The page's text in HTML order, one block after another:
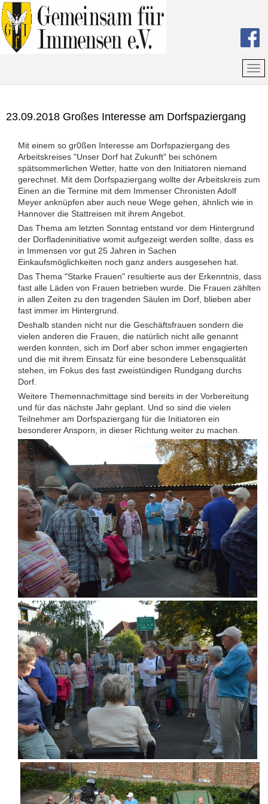
23.09.2018 Großes Interesse am Dorfspaziergang
Mit einem so gr0ßen Interesse am Dorfspaziergang des
Arbeitskreises "Unser Dorf hat Zukunft" bei schönem
spätsommerlichen Wetter, hatte von den Initiatoren niemand
gerechnet. Mit dem Dorfspaziergang wollte der Arbeitskreis zum
Einen an die Termine mit dem Immenser Chronisten Adolf
Meyer anknüpfen aber auch neue Wege gehen, ähnlich wie in
Hannover die Stattreisen mit ihrem Angebot.
Das Thema am letzten Sonntag entstand vor dem Hintergrund
der Dorfladeninitiative womit aufgezeigt werden sollte, dass es
in Immensen vor gut 25 Jahren in Sachen
Einkaufsmöglichkeiten noch ganz anders ausgesehen hat.
Das Thema "Starke Frauen" resultierte aus der Erkenntnis, dass
fast alle Läden von Frauen betrieben wurde. Die Frauen zählten
in allen Zeiten zu den tragenden Säulen im Dorf, blieben aber
fast immer im Hintergrund.
Deshalb standen nicht nur die Geschäftsfrauen sondern die
vielen anderen die Frauen, die natürlich nicht alle genannt
werden konnten, sich im Dorf aber schon immer engagierten
und die mit ihrem Einsatz für eine besondere Lebensqualität
stehen, im Fokus des fast zweistündigen Rundgang durchs
Dorf.
Weitere Themennachmittage sind bereits in der Vorbereitung
und für das nächste Jahr geplant. Und so sind die vielen
Teilnehmer am Dorfspaziergang für die Initiatoren ein
besonderer Ansporn, in dieser Richtung weiter zu machen.